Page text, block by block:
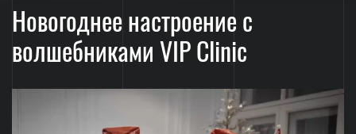
Новогоднее настроение с
волшебниками VIP Clinic